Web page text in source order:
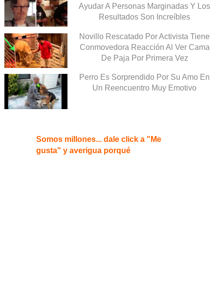
Ayudar A Personas Marginadas Y Los
Resultados Son Increíbles
Novillo Rescatado Por Activista Tiene
Conmovedora Reacción Al Ver Cama
De Paja Por Primera Vez
Perro Es Sorprendido Por Su Amo En
Un Reencuentro Muy Emotivo
Somos millones... dale click a "Me
gusta" y averigua porqué